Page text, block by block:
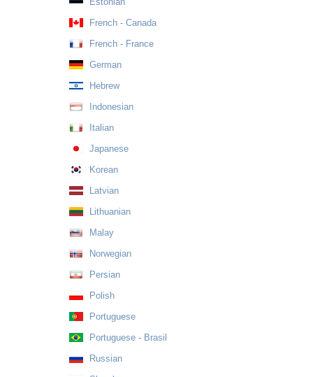
French - Canada
French - France
German
Hebrew
Indonesian
Italian
Japanese
Korean
Latvian
Lithuanian
Malay
Norwegian
Persian
Polish
Portuguese
Portuguese - Brasil
Russian